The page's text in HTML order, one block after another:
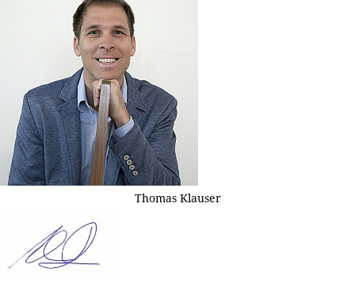
Thomas Klauser